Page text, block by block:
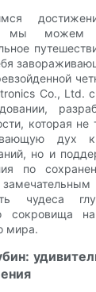
мы можем
Co., Ltd.
которая не
дух
но и
по
чудеса
сокровища
мира.